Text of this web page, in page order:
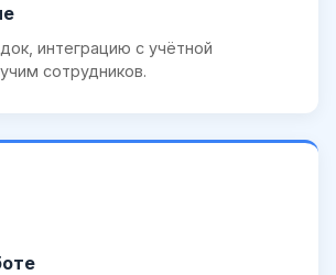
интеграцию с учётной
сотрудников.